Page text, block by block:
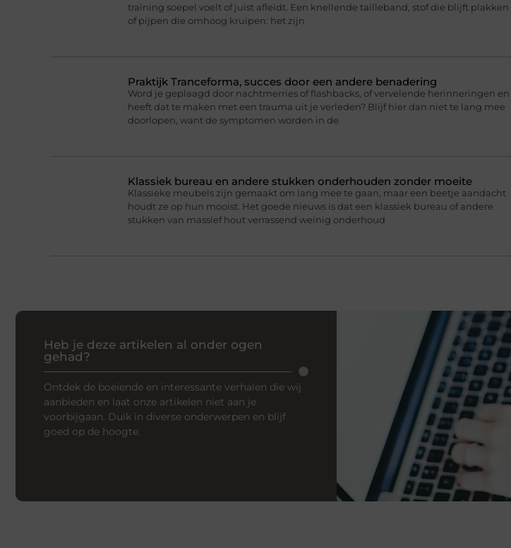
training soepel voelt of juist afleidt. Een knellende tailleband, stof die blijft plakken
of pijpen die omhoog kruipen: het zijn
Praktijk Tranceforma, succes door een andere benadering
Word je geplaagd door nachtmerries of flashbacks, of vervelende herinneringen en
heeft dat te maken met een trauma uit je verleden? Blijf hier dan niet te lang mee
doorlopen, want de symptomen worden in de
Klassiek bureau en andere stukken onderhouden zonder moeite
Klassieke meubels zijn gemaakt om lang mee te gaan, maar een beetje aandacht
houdt ze op hun mooist. Het goede nieuws is dat een klassiek bureau of andere
stukken van massief hout verrassend weinig onderhoud
Heb je deze artikelen al onder ogen
gehad?
Ontdek de boeiende en interessante verhalen die wij
aanbieden en laat onze artikelen niet aan je
voorbijgaan. Duik in diverse onderwerpen en blijf
goed op de hoogte.